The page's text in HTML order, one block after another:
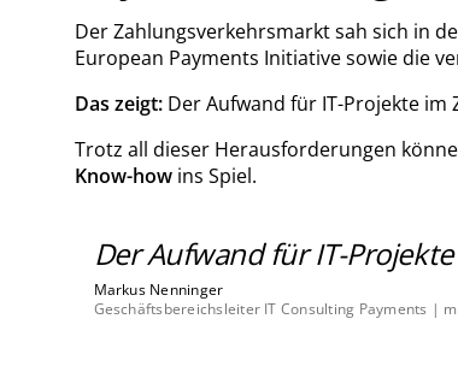
Der Zahlungsverkehrsmarkt sah sich in
European Payments Initiative sowie die
Das zeigt:Der Aufwand für IT-Projekte im
Trotz all dieser Herausforderungen
Know-howins Spiel.
Der Aufwand für IT-
Markus Nenninger
Geschäftsbereichsleiter IT Consulting Payments |